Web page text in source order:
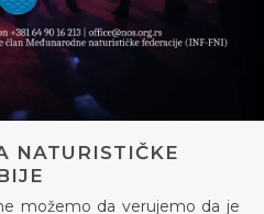
NATURISTIČKE
možemo da verujemo da je